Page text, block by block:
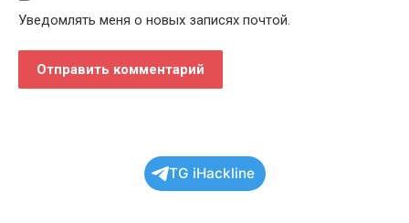
Уведомлять меня о новых записях почтой.
TG iHackline